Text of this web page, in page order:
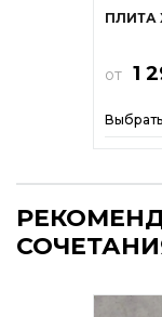
ПЛИТА
от 1